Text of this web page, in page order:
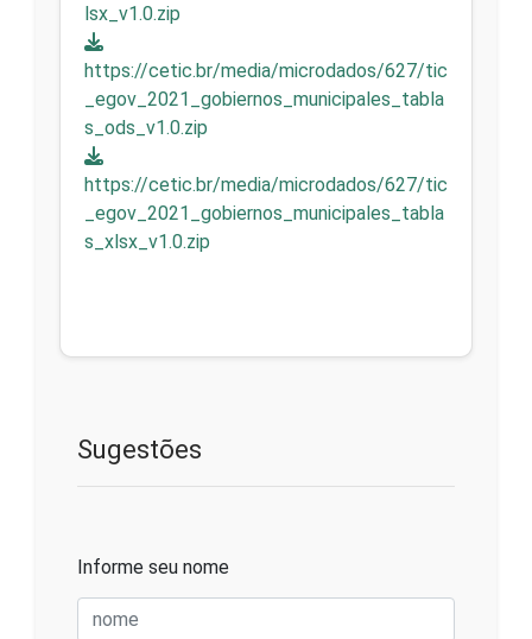
lsx_v1.0.zip
https://cetic.br/media/microdados/627/tic
_egov_2021_gobiernos_municipales_tabla
s_ods_v1.0.zip
https://cetic.br/media/microdados/627/tic
_egov_2021_gobiernos_municipales_tabla
s_xlsx_v1.0.zip
Sugestões
Informe seu nome